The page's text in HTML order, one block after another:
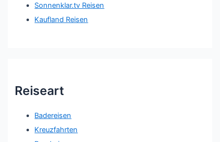
Sonnenklar.tv Reisen
Kaufland Reisen
Reiseart
Badereisen
Kreuzfahrten